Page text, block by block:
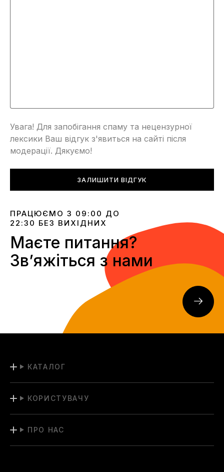
Увага! Для запобігання спаму та нецензурної
лексики Ваш відгук з'явиться на сайті після
модерації. Дякуємо!
ЗАЛИШИТИ ВІДГУК
ПРАЦЮЄМО З 09:00 ДО
22:30 БЕЗ ВИХІДНИХ
Маєте питання?
Звʼяжіться з нами
КАТАЛОГ
КОРИСТУВАЧУ
ПРО НАС